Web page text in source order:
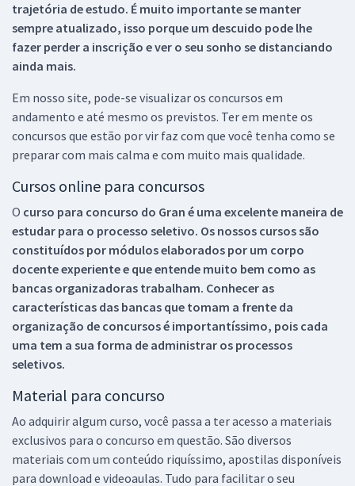
trajetória de estudo. É muito importante se manter
sempre atualizado, isso porque um descuido pode lhe
fazer perder a inscrição e ver o seu sonho se distanciando
ainda mais.
Em nosso site, pode-se visualizar os concursos em
andamento e até mesmo os previstos. Ter em mente os
concursos que estão por vir faz com que você tenha como se
preparar com mais calma e com muito mais qualidade.
Cursos online para concursos
O curso para concurso do Gran é uma excelente maneira de
estudar para o processo seletivo. Os nossos cursos são
constituídos por módulos elaborados por um corpo
docente experiente e que entende muito bem como as
bancas organizadoras trabalham. Conhecer as
características das bancas que tomam a frente da
organização de concursos é importantíssimo, pois cada
uma tem a sua forma de administrar os processos
seletivos.
Material para concurso
Ao adquirir algum curso, você passa a ter acesso a materiais
exclusivos para o concurso em questão. São diversos
materiais com um conteúdo riquíssimo, apostilas disponíveis
para download e videoaulas. Tudo para facilitar o seu